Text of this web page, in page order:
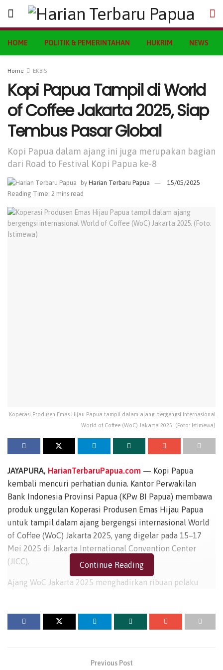
HOME POLITIK & PEMERINTAHAN HUKRIM NEWS
Home EKBIS
Kopi Papua Tampil di World
of Coffee Jakarta 2025, Siap
Tembus Pasar Global
Kopi Papua dalam ajang ini juga merupakan bagian
dari Road to Festival Kopi Papua ke-8
by Harian Terbaru Papua
15/05/2025
Reading Time: 2 mins read
Koperasi Produsen Emas Hijau Papua tampil dalam ajang bergengsi internasional
World of Coffee (WoC) Jakarta 2025. (Foto: Istimewa)
JAYAPURA, HarianTerbaruPapua.com — Kopi Papua
kembali mencuri perhatian dunia. Kantor Perwakilan
Bank Indonesia Provinsi Papua (KPw BI Papua) membawa
produk unggulan Koperasi Produsen Emas Hijau Papua
untuk tampil dalam ajang bergengsi internasional World
of Coffee (WoC) Jakarta 2025, yang digelar pada 15–17
Mei 2025 di Jakarta International Convention Center
(JICC).
Ajang WoC Jakarta 2025 menghadirkan ribuan pelaku
memperkenalkan kopi Indonesia ke pasar dunia.
bagian dari Road to Festival Kopi Papua ke-8 yang
Continue Reading
Previous Post